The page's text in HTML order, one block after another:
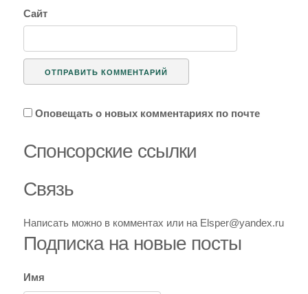
Сайт
Оповещать о новых комментариях по почте
Спoнcopcкиe ссылки
Связь
Написать можно в комментах или на Elsper@yandex.ru
Подписка на новые посты
Имя